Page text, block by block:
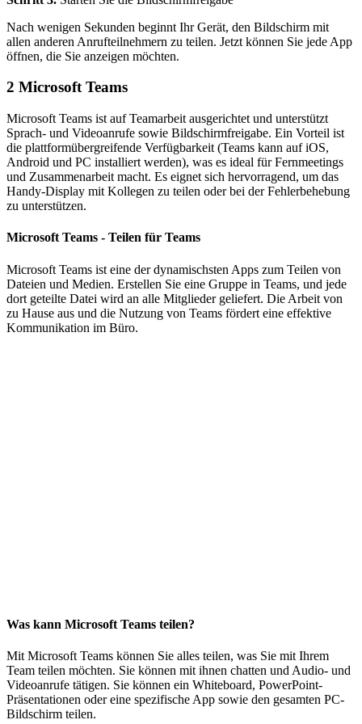
Nach wenigen Sekunden beginnt Ihr Gerät, den Bildschirm mit
allen anderen Anrufteilnehmern zu teilen. Jetzt können Sie jede App
öffnen, die Sie anzeigen möchten.
2 Microsoft Teams
Microsoft Teams ist auf Teamarbeit ausgerichtet und unterstützt
Sprach- und Videoanrufe sowie Bildschirmfreigabe. Ein Vorteil ist
die plattformübergreifende Verfügbarkeit (Teams kann auf iOS,
Android und PC installiert werden), was es ideal für Fernmeetings
und Zusammenarbeit macht. Es eignet sich hervorragend, um das
Handy-Display mit Kollegen zu teilen oder bei der Fehlerbehebung
zu unterstützen.
Microsoft Teams - Teilen für Teams
Microsoft Teams ist eine der dynamischsten Apps zum Teilen von
Dateien und Medien. Erstellen Sie eine Gruppe in Teams, und jede
dort geteilte Datei wird an alle Mitglieder geliefert. Die Arbeit von
zu Hause aus und die Nutzung von Teams fördert eine effektive
Kommunikation im Büro.
Was kann Microsoft Teams teilen?
Mit Microsoft Teams können Sie alles teilen, was Sie mit Ihrem
Team teilen möchten. Sie können mit ihnen chatten und Audio- und
Videoanrufe tätigen. Sie können ein Whiteboard, PowerPoint-
Präsentationen oder eine spezifische App sowie den gesamten PC-
Bildschirm teilen.